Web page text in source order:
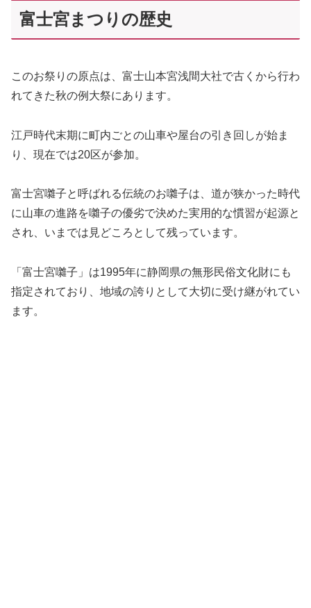
富士宮まつりの歴史
このお祭りの原点は、富士山本宮浅間大社で古くから行わ
れてきた秋の例大祭にあります。
江戸時代末期に町内ごとの山車や屋台の引き回しが始ま
り、現在では20区が参加。
富士宮囃子と呼ばれる伝統のお囃子は、道が狭かった時代
に山車の進路を囃子の優劣で決めた実用的な慣習が起源と
され、いまでは見どころとして残っています。
「富士宮囃子」は1995年に静岡県の無形民俗文化財にも
指定されており、地域の誇りとして大切に受け継がれてい
ます。